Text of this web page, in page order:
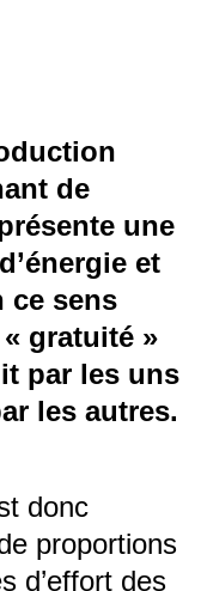
de
une
et
ce sens
gratuité »
par les uns
les autres.
donc
proportions
d’effort des